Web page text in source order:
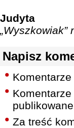
Judyta
„Wyszkowiak”
Napisz
Za treść